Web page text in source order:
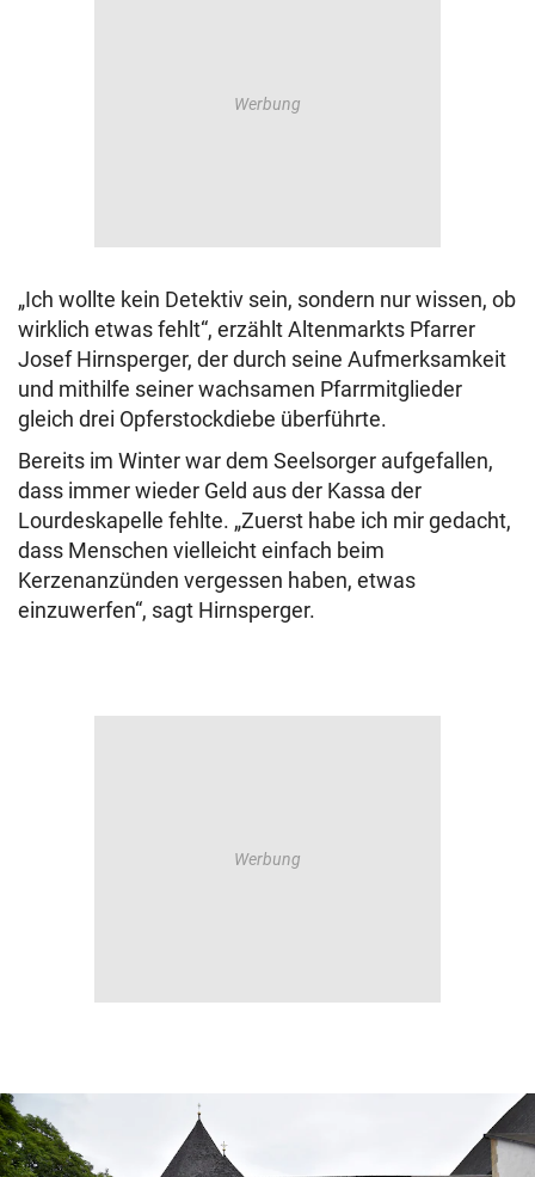
„Ich wollte kein Detektiv sein, sondern nur wissen, ob
wirklich etwas fehlt“, erzählt Altenmarkts Pfarrer
Josef Hirnsperger, der durch seine Aufmerksamkeit
und mithilfe seiner wachsamen Pfarrmitglieder
gleich drei Opferstockdiebe überführte.
Bereits im Winter war dem Seelsorger aufgefallen,
dass immer wieder Geld aus der Kassa der
Lourdeskapelle fehlte. „Zuerst habe ich mir gedacht,
dass Menschen vielleicht einfach beim
Kerzenanzünden vergessen haben, etwas
einzuwerfen“, sagt Hirnsperger.